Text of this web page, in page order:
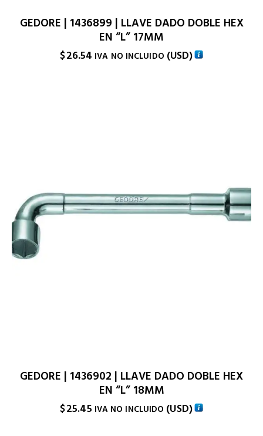
GEDORE | 1436899 | LLAVE DADO DOBLE HEX
EN “L” 17MM
$26.54 IVA NO INCLUIDO (USD)
GEDORE | 1436902 | LLAVE DADO DOBLE HEX
EN “L” 18MM
$25.45 IVA NO INCLUIDO (USD)